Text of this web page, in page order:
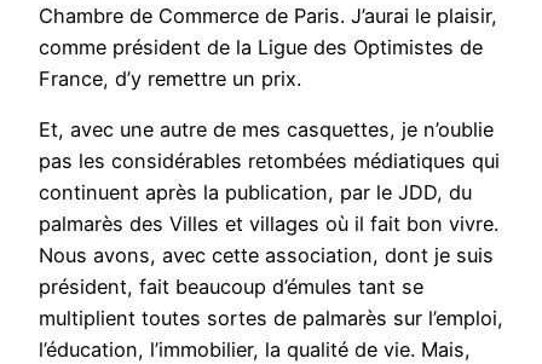
Chambre de Commerce de Paris. J’aurai le plaisir,
comme président de la Ligue des Optimistes de
France, d’y remettre un prix.
Et, avec une autre de mes casquettes, je n’oublie
pas les considérables retombées médiatiques qui
continuent après la publication, par le JDD, du
palmarès des Villes et villages où il fait bon vivre.
Nous avons, avec cette association, dont je suis
président, fait beaucoup d’émules tant se
multiplient toutes sortes de palmarès sur l’emploi,
l’éducation, l’immobilier, la qualité de vie. Mais,